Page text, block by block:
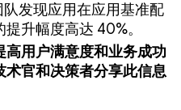
发现应用在应用基准配
升幅度高达 40%。
用户满意度和业务成功
术官和决策者分享此信息